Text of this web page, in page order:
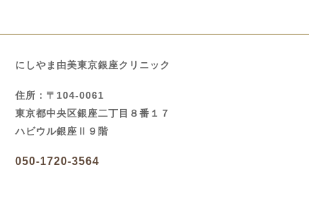
にしやま由美東京銀座クリニック
住所：〒104-0061
東京都中央区銀座二丁目８番１７
ハビウル銀座Ⅱ９階
050-1720-3564